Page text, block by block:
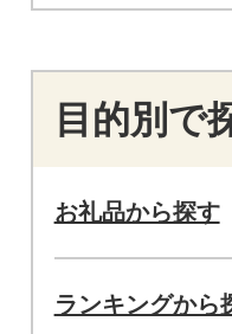
目的別で
お礼品から探す
ランキングから